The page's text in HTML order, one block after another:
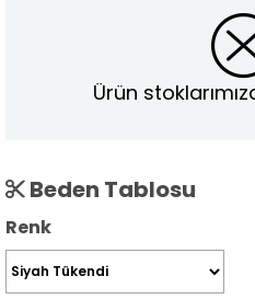
Ürün
Beden Tablosu
Renk